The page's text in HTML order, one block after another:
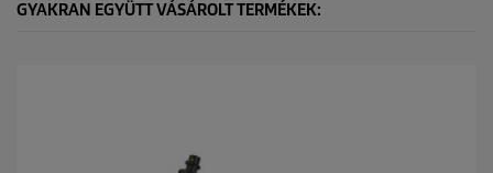
GYAKRAN EGYÜTT VÁSÁROLT TERMÉKEK: